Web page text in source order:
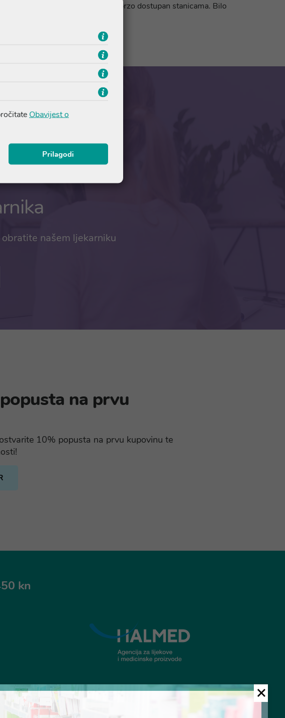
u krvotok. Stoga je vrlo brzo dostupan stanicama. Bilo
tijekom dana.
našem ljekarniku
na prvu
10% popusta na prvu kupovinu te
kn
Obavijest o
Prilagodi